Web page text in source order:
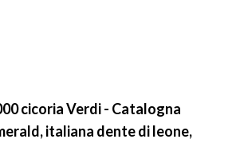
cicoria Verdi - Catalogna
italiana dente di leone,